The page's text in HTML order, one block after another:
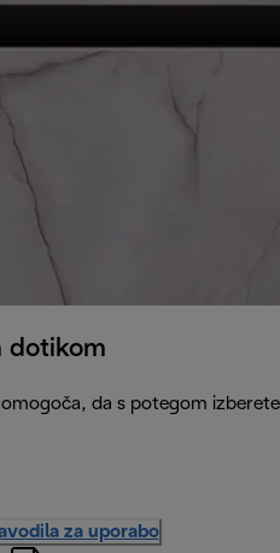
dotikom
da s potegom
za uporabo